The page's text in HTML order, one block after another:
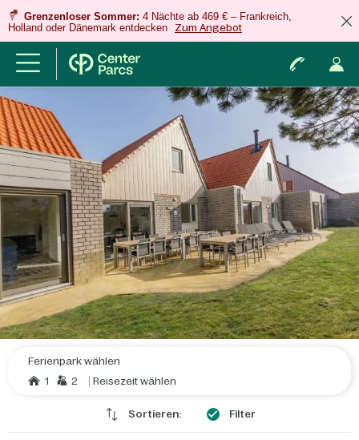
Grenzenloser Sommer: 4 Nächte ab 469 € – Frankreich,
Holland oder Dänemark entdecken
Zum Angebot
Ferienpark wählen
1
2 Reisezeit wählen
Sortieren: Filter